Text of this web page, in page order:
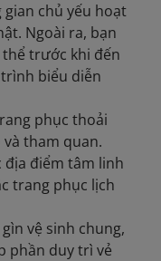
chủ yếu hoạt
Ngoài ra, bạn
trước khi đến
biểu diễn
phục thoải
tham quan.
địa điểm tâm linh
trang phục lịch
vệ sinh chung,
phần duy trì vẻ